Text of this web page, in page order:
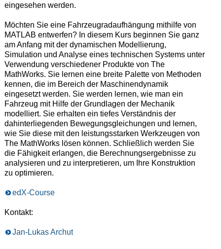
eingesehen werden.
Möchten Sie eine Fahrzeugradaufhängung mithilfe von
MATLAB entwerfen? In diesem Kurs beginnen Sie ganz
am Anfang mit der dynamischen Modellierung,
Simulation und Analyse eines technischen Systems unter
Verwendung verschiedener Produkte von The
MathWorks. Sie lernen eine breite Palette von Methoden
kennen, die im Bereich der Maschinendynamik
eingesetzt werden. Sie werden lernen, wie man ein
Fahrzeug mit Hilfe der Grundlagen der Mechanik
modelliert. Sie erhalten ein tiefes Verständnis der
dahinterliegenden Bewegungsgleichungen und lernen,
wie Sie diese mit den leistungsstarken Werkzeugen von
The MathWorks lösen können. Schließlich werden Sie
die Fähigkeit erlangen, die Berechnungsergebnisse zu
analysieren und zu interpretieren, um Ihre Konstruktion
zu optimieren.
edX-Course
Kontakt:
Jan-Lukas Archut